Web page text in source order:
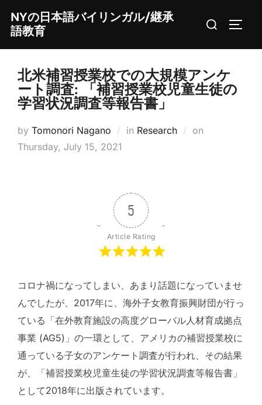
content
NYの日本語バイリンガル/継承
語教育
Search
北米補習授業校での大規模アンケ
ート調査: 「補習授業校児童生徒の
学習状況調査等報告書」
by Tomonori Nagano in Research on
Thursday, July 15, 2021
5
Article Rating
コロナ禍になってしまい、あまり話題になっていませ
んでしたが、2017年に、海外子女教育振興財団が行っ
ている「在外教育施設の高度グローバル人材育成拠点
事業 (AG5)」の一環として、アメリカの補習授業校に
通っている子女のアンケート調査が行われ、その結果
が、「補習授業校児童生徒の学習状況調査等報告書」
として2018年に出版されています。